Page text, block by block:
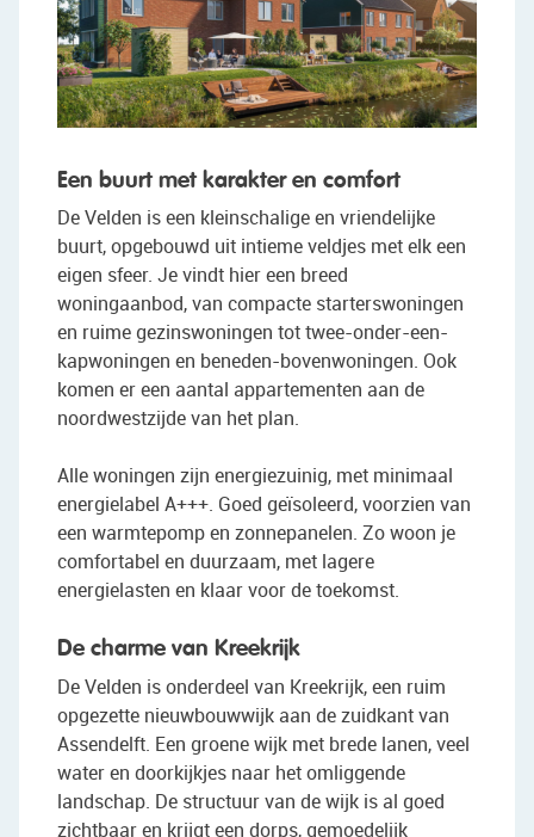
Een buurt met karakter en comfort
De Velden is een kleinschalige en vriendelijke
buurt, opgebouwd uit intieme veldjes met elk een
eigen sfeer. Je vindt hier een breed
woningaanbod, van compacte starterswoningen
en ruime gezinswoningen tot twee-onder-een-
kapwoningen en beneden-bovenwoningen. Ook
komen er een aantal appartementen aan de
noordwestzijde van het plan.
Alle woningen zijn energiezuinig, met minimaal
energielabel A+++. Goed geïsoleerd, voorzien van
een warmtepomp en zonnepanelen. Zo woon je
comfortabel en duurzaam, met lagere
energielasten en klaar voor de toekomst.
De charme van Kreekrijk
De Velden is onderdeel van Kreekrijk, een ruim
opgezette nieuwbouwwijk aan de zuidkant van
Assendelft. Een groene wijk met brede lanen, veel
water en doorkijkjes naar het omliggende
landschap. De structuur van de wijk is al goed
zichtbaar en krijgt een dorps, gemoedelijk